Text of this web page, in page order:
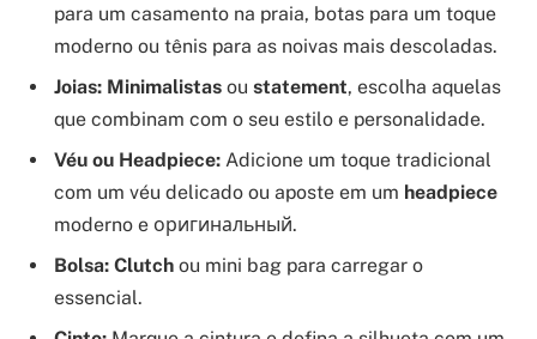
para um casamento na praia, botas para um toque
moderno ou tênis para as noivas mais descoladas.
Joias: Minimalistas ou statement, escolha aquelas
que combinam com o seu estilo e personalidade.
Véu ou Headpiece: Adicione um toque tradicional
com um véu delicado ou aposte em um headpiece
moderno e оригинальный.
Bolsa: Clutch ou mini bag para carregar o
essencial.